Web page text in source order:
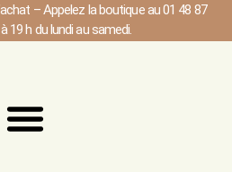
– Appelez la boutique au 01 48 87
19 h du lundi au samedi.